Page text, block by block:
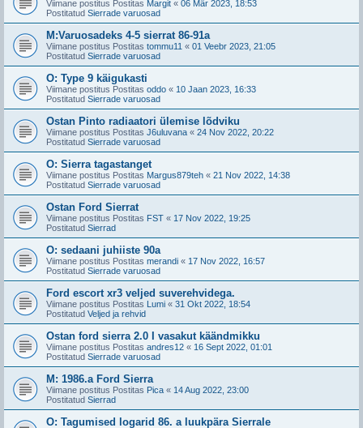
Viimane postitus Postitas Margit « 06 Mär 2023, 18:53
Postitatud Sierrade varuosad
M:Varuosadeks 4-5 sierrat 86-91a
Viimane postitus Postitas tommu11 « 01 Veebr 2023, 21:05
Postitatud Sierrade varuosad
O: Type 9 käigukasti
Viimane postitus Postitas oddo « 10 Jaan 2023, 16:33
Postitatud Sierrade varuosad
Ostan Pinto radiaatori ülemise lõdviku
Viimane postitus Postitas J6uluvana « 24 Nov 2022, 20:22
Postitatud Sierrade varuosad
O: Sierra tagastanget
Viimane postitus Postitas Margus879teh « 21 Nov 2022, 14:38
Postitatud Sierrade varuosad
Ostan Ford Sierrat
Viimane postitus Postitas FST « 17 Nov 2022, 19:25
Postitatud Sierrad
O: sedaani juhiiste 90a
Viimane postitus Postitas merandi « 17 Nov 2022, 16:57
Postitatud Sierrade varuosad
Ford escort xr3 veljed suverehvidega.
Viimane postitus Postitas Lumi « 31 Okt 2022, 18:54
Postitatud Veljed ja rehvid
Ostan ford sierra 2.0 I vasakut käändmikku
Viimane postitus Postitas andres12 « 16 Sept 2022, 01:01
Postitatud Sierrade varuosad
M: 1986.a Ford Sierra
Viimane postitus Postitas Pica « 14 Aug 2022, 23:00
Postitatud Sierrad
O: Tagumised logarid 86. a luukpära Sierrale